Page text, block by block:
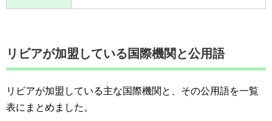
リビアが加盟している国際機関と公用語
リビアが加盟している主な国際機関と、その公用語を一覧
表にまとめました。